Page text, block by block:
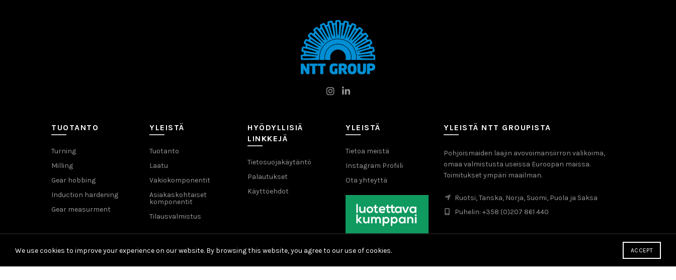
TUOTANTO
Turning
Milling
Gear hobbing
Induction hardening
Gear measurment
YLEISTÄ
Tuotanto
Laatu
Vakiokomponentit
Asiakaskohtaiset
komponentit
Tilausvalmistus
HYÖDYLLISIÄ
LINKKEJÄ
Tietosuojakäytäntö
Palautukset
Käyttöehdot
YLEISTÄ
Tietoa meistä
Instagram Profiili
Ota yhteyttä
YLEISTÄ NTT GROUPISTA
Pohjoismaiden laajin avovoimansiirron valikoima,
omaa valmistusta useissa Euroopan maissa.
Toimitukset ympäri maailman.
Ruotsi, Tanska, Norja, Suomi, Puola ja Saksa
Puhelin: +358 (0)207 861 440
We use cookies to improve your experience on our website. By browsing this website, you agree to our use of cookies. ACCEPT